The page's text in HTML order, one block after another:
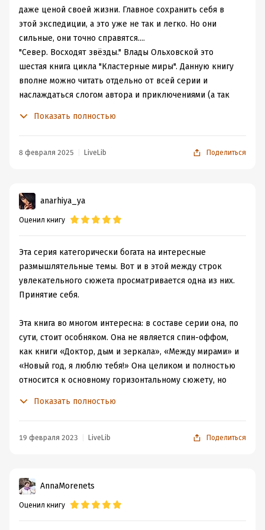
даже ценой своей жизни. Главное сохранить себя в
этой экспедиции, а это уже не так и легко. Но они
сильные, они точно справятся....
"Север. Восходят звёзды." Влады Ольховской это
шестая книга цикла "Кластерные миры". Данную книгу
вполне можно читать отдельно от всей серии и
наслаждаться слогом автора и приключениями (а так
мере выпадает из всех событий цикла, хотя в то же
цикла героев, так и познакомимся с новыми. Я всё
больше убеждаюсь, что этот цикл у автора самый
романтичный и соединительный сердца, и что тег на
книгам . Здесь такая концентрация счастливых, или
стремящихся ими стать, пар, что просто мимими какая
прелесть.
А вот конец книги меня очень насторожил и как-то
очень надеюсь и верю, что всё будет хорошо и то, что
преодолели герои будет не зря и у них наступит "долго
и счастливо".
Спасибо автору за удивительную и фантастическую
историю .
Показать полностью
8 февраля 2025 LiveLib Поделиться
anarhiya_ya
Оценил книгу
Эта серия категорически богата на интересные
размышлятельные темы. Вот и в этой между строк
увлекательного сюжета просматривается одна из них.
Принятие себя.
Эта книга во многом интересна: в составе серии она, по
сути, стоит особняком. Она не является спин-оффом,
как книги «Доктор, дым и зеркала», «Между мирами» и
«Новый год, я люблю тебя!» Она целиком и полностью
относится к основному горизонтальному сюжету, но
происходят в междумирье. Однако междумирье
оно в себе таит.
Аналогично дело обстоит и с героями. После
Показать полностью
19 февраля 2023 LiveLib Поделиться
AnnaMorenets
Оценил книгу